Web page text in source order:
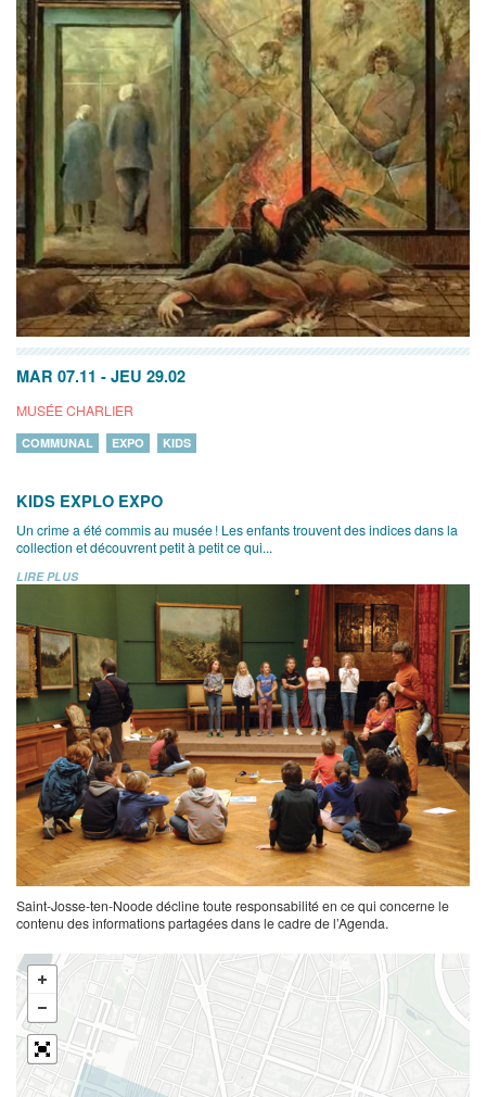
MAR 07.11 - JEU 29.02
MUSÉE CHARLIER
COMMUNAL EXPO KIDS
KIDS EXPLO EXPO
Un crime a été commis au musée ! Les enfants trouvent des indices dans la
collection et découvrent petit à petit ce qui...
LIRE PLUS
Saint-Josse-ten-Noode décline toute responsabilité en ce qui concerne le
contenu des informations partagées dans le cadre de l’Agenda.